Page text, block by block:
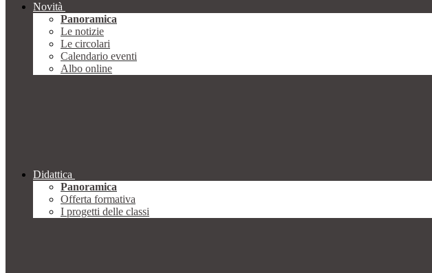
Novità
Panoramica
Le notizie
Le circolari
Calendario eventi
Albo online
Didattica
Panoramica
Offerta formativa
I progetti delle classi